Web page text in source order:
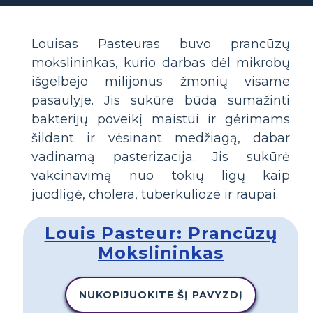
Louisas Pasteuras buvo prancūzų
mokslininkas, kurio darbas dėl mikrobų
išgelbėjo milijonus žmonių visame
pasaulyje. Jis sukūrė būdą sumažinti
bakterijų poveikį maistui ir gėrimams
šildant ir vėsinant medžiagą, dabar
vadinamą pasterizacija. Jis sukūrė
vakcinavimą nuo tokių ligų kaip
juodligė, cholera, tuberkuliozė ir raupai.
Louis Pasteur: Prancūzų
Mokslininkas
NUKOPIJUOKITE ŠĮ PAVYZDĮ